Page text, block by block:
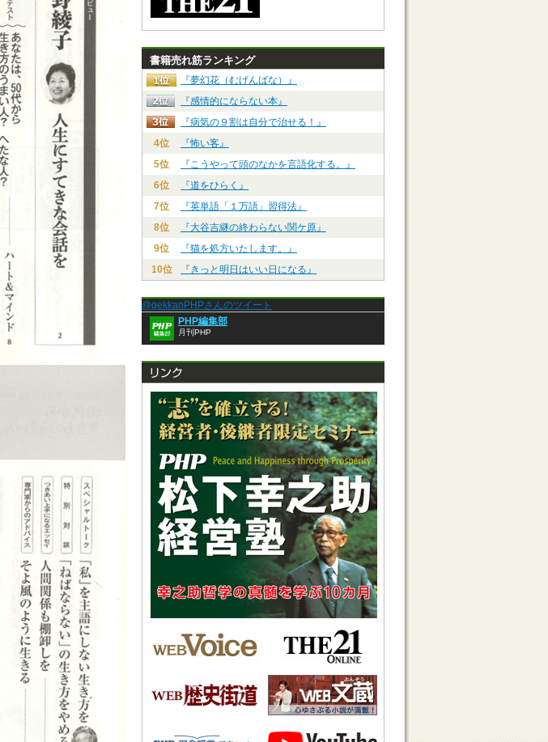
書籍売れ筋ランキング
『夢幻花（むげんばな）』
『感情的にならない本』
『病気の９割は自分で治せる！』
4位
『怖い客』
5位
『こうやって頭のなかを言語化する。』
6位
『道をひらく』
7位
『英単語「１万語」習得法』
8位
『大谷吉継の終わらない関ケ原』
9位
『猫を処方いたします。』
10位
『きっと明日はいい日になる』
@gekkanPHPさんのツイート
PHP編集部
月刊PHP